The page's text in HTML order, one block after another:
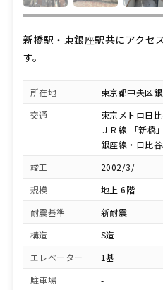
新橋駅・東銀座駅共にアクセ
す。
所在地
東京都中央区
交通
東京メトロ日
ＪＲ線 「新橋
銀座線・日比
竣工
2002/3/
規模
地上 6階
耐震基準
新耐震
構造
S造
エレベーター
1基
駐車場
-